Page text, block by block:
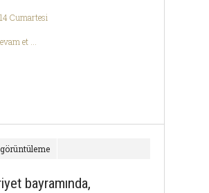
Cumartesi
et ...
bayramında,